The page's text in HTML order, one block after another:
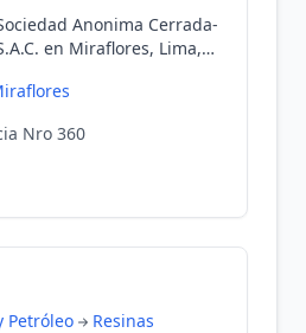
Anonima Cerrada-
en Miraflores, Lima,
Nro 360
Petróleo
Resinas